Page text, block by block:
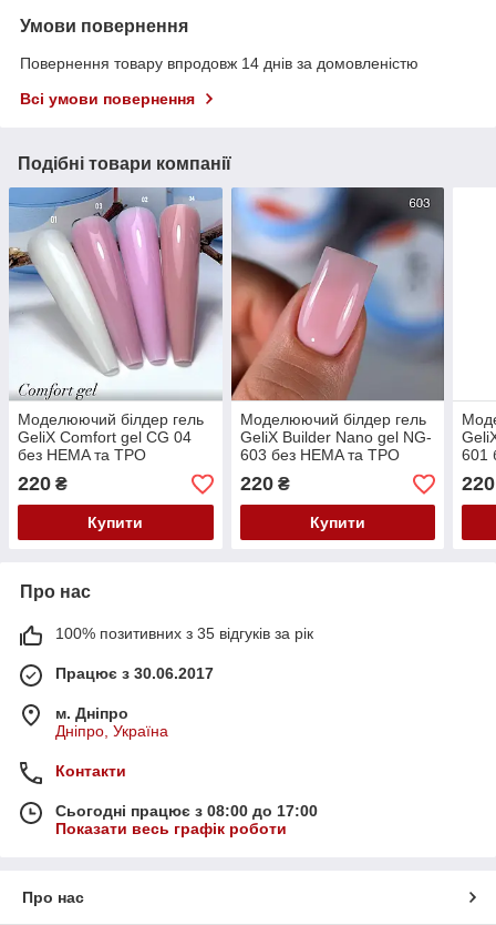
Умови повернення
Повернення товару впродовж 14 днів за домовленістю
Всі умови повернення
Подібні товари компанії
Моделюючий білдер гель
GeliX Comfort gel CG 04
без HEMA та TPO
(комфорт гель)
220 ₴
Купити
Моделюючий білдер гель
GeliX Builder Nano gel NG-
603 без HEMA та TPO
220₴
Купити
601
220
Про нас
100% позитивних з 35 відгуків за рік
Працює з 30.06.2017
м. Дніпро
Дніпро, Україна
Контакти
Сьогодні працює з 08:00 до 17:00
Показати весь графік роботи
Про нас